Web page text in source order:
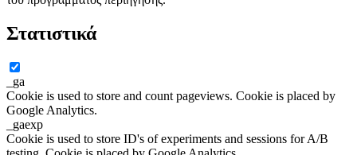
Στατιστικά
_ga
Cookie is used to store and count pageviews. Cookie is placed by
Google Analytics.
_gaexp
Cookie is used to store ID's of experiments and sessions for A/B